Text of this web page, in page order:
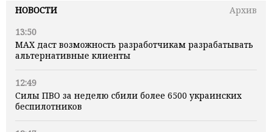
НОВОСТИ
Архив
13:50
MAX даст возможность разработчикам разрабатывать
альтернативные клиенты
12:49
Силы ПВО за неделю сбили более 6500 украинских
беспилотников